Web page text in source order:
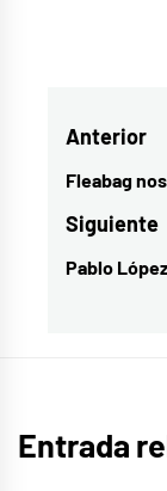
Anaju
firmas
Mood
de
Anterior
Entrada
anterior:
Fleabag
Siguiente
Entrada
Pablo
Entrada